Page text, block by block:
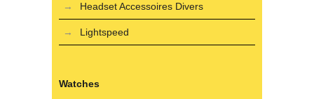
Headset Accessoires Divers
Lightspeed
Watches